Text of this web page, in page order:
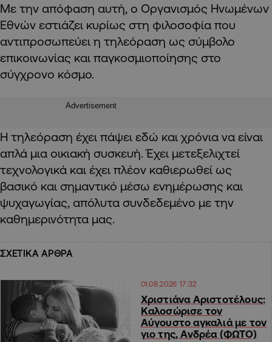
Με την απόφαση αυτή, ο Οργανισμός Ηνωμένων
Εθνών εστιάζει κυρίως στη φιλοσοφία που
αντιπροσωπεύει η τηλεόραση ως σύμβολο
επικοινωνίας και παγκοσμιοποίησης στο
σύγχρονο κόσμο.
Advertisement
Η τηλεόραση έχει πάψει εδώ και χρόνια να είναι
απλά μια οικιακή συσκευή. Έχει μετεξελιχτεί
τεχνολογικά και έχει πλέον καθιερωθεί ως
βασικό και σημαντικό μέσω ενημέρωσης και
ψυχαγωγίας, απόλυτα συνδεδεμένο με την
καθημερινότητα μας.
ΣΧΕΤΙΚΑ ΑΡΘΡΑ
01.08.2026 17:32
Χριστιάνα Αριστοτέλους:
Καλοσώρισε τον
Αύγουστο αγκαλιά με τον
γιο της, Ανδρέα (ΦΩΤΟ)